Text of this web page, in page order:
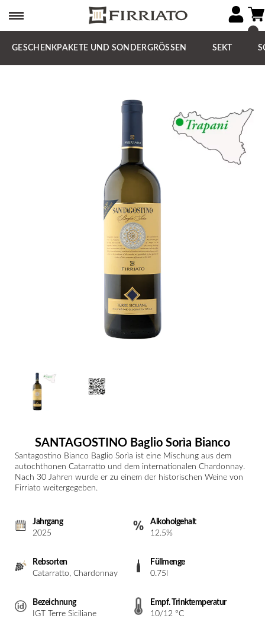
GESCHENKPAKETE UND SONDERGRÖSSEN SEKT
SANTAGOSTINO Baglio Sorìa Bianco
Santagostino Bianco Baglio Sorìa ist eine Mischung aus dem
autochthonen Catarratto und dem internationalen Chardonnay.
Nach 30 Jahren wurde er zu einem der historischen Weine von
Firriato weitergegeben.
Jahrgang
2025
Alkoholgehalt
12.5%
Rebsorten
Catarratto, Chardonnay
Füllmenge
0.75l
Bezeichnung
IGT Terre Siciliane
Empf. Trinktemperatur
10/12 °C